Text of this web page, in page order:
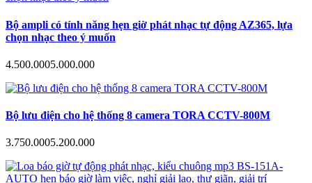
Bộ ampli có tính năng hẹn giờ phát nhạc tự động AZ365, lựa
chọn nhạc theo ý muốn
4.500.0005.000.000
Bộ lưu điện cho hệ thống 8 camera TORA CCTV-800M
3.750.0005.200.000